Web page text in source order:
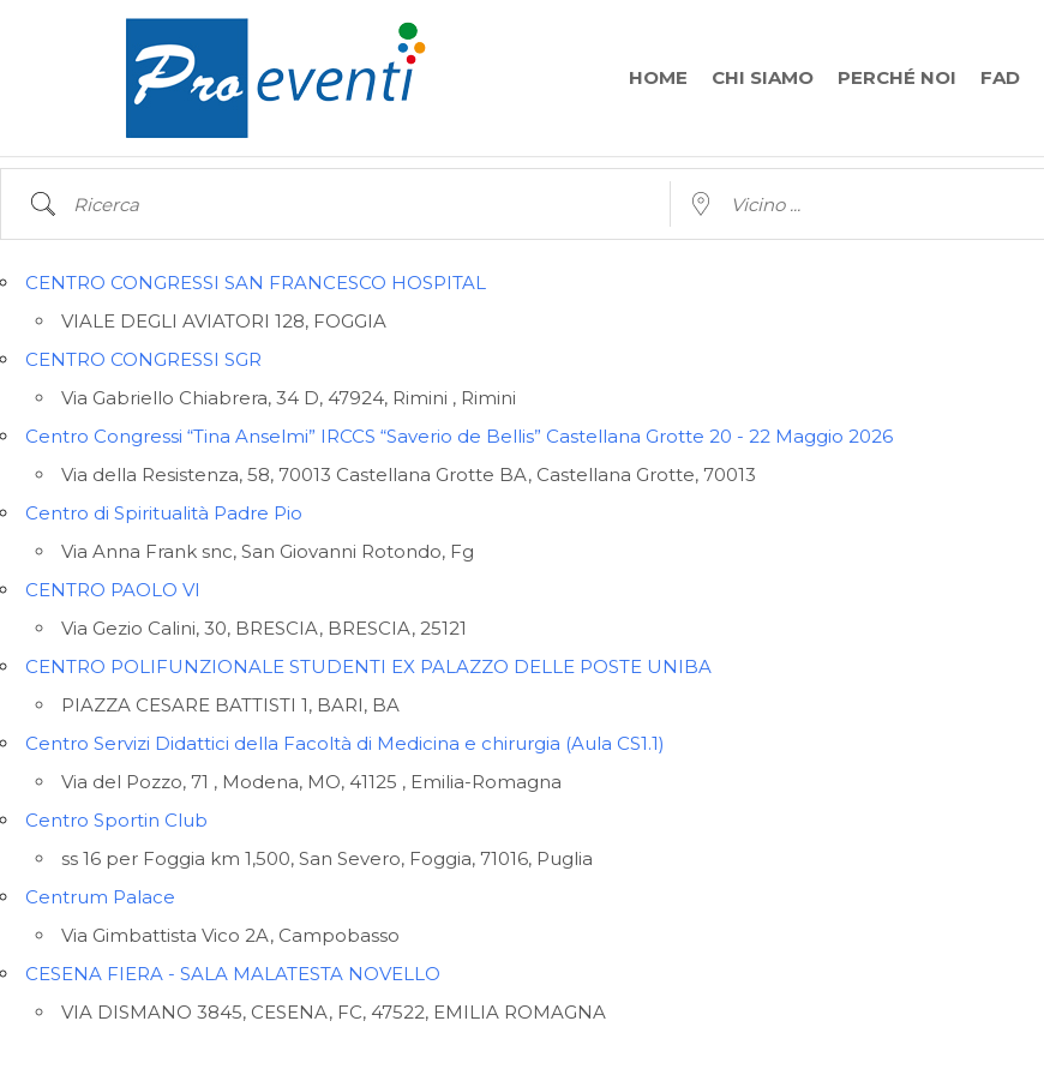
HOME CHI SIAMO PERCHÉ NOI FAD
Ricerca Vicino ...
Nazione
CENTRO CONGRESSI SAN FRANCESCO HOSPITAL
VIALE DEGLI AVIATORI 128, FOGGIA
CENTRO CONGRESSI SGR
Via Gabriello Chiabrera, 34 D, 47924, Rimini , Rimini
Centro Congressi “Tina Anselmi” IRCCS “Saverio de Bellis” Castellana Grotte 20 - 22 Maggio 2026
Via della Resistenza, 58, 70013 Castellana Grotte BA, Castellana Grotte, 70013
Centro di Spiritualità Padre Pio
Via Anna Frank snc, San Giovanni Rotondo, Fg
CENTRO PAOLO VI
Via Gezio Calini, 30, BRESCIA, BRESCIA, 25121
CENTRO POLIFUNZIONALE STUDENTI EX PALAZZO DELLE POSTE UNIBA
PIAZZA CESARE BATTISTI 1, BARI, BA
Centro Servizi Didattici della Facoltà di Medicina e chirurgia (Aula CS1.1)
Via del Pozzo, 71 , Modena, MO, 41125 , Emilia-Romagna
Centro Sportin Club
ss 16 per Foggia km 1,500, San Severo, Foggia, 71016, Puglia
Centrum Palace
Via Gimbattista Vico 2A, Campobasso
CESENA FIERA - SALA MALATESTA NOVELLO
VIA DISMANO 3845, CESENA, FC, 47522, EMILIA ROMAGNA